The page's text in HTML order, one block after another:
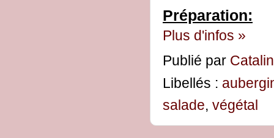
Préparation:
Plus d'infos »
Publié par
Libellés :
salade, végétal